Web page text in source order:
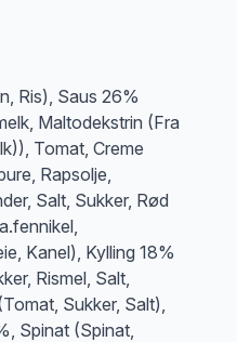
Ris), Saus 26%
Maltodekstrin (Fra
Tomat, Creme
Rapsolje,
Salt, Sukker, Rød
Kanel), Kylling 18%
Rismel, Salt,
Sukker, Salt),
Spinat (Spinat,